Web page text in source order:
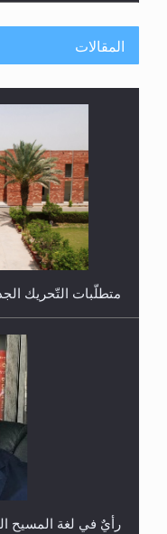
ندوة حول نظام
شيتاغونغ – بنغلاديش
اليوم الوطني
المقالات
متطلَّبات التّحريك
رأيٌ في لغة المسيح